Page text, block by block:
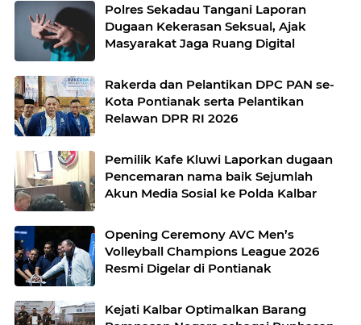
Polres Sekadau Tangani Laporan
Dugaan Kekerasan Seksual, Ajak
Masyarakat Jaga Ruang Digital
Rakerda dan Pelantikan DPC PAN se-
Kota Pontianak serta Pelantikan
Relawan DPR RI 2026
Pemilik Kafe Kluwi Laporkan dugaan
Pencemaran nama baik Sejumlah
Akun Media Sosial ke Polda Kalbar
Opening Ceremony AVC Men’s
Volleyball Champions League 2026
Resmi Digelar di Pontianak
Kejati Kalbar Optimalkan Barang